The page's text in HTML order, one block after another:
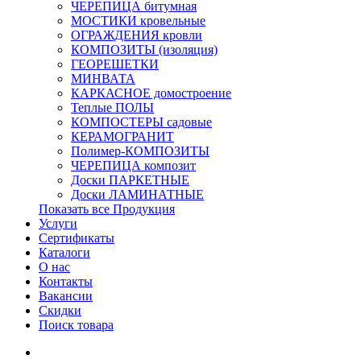
ЧЕРЕПИЦА битумная
МОСТИКИ кровельные
ОГРАЖДЕНИЯ кровли
КОМПОЗИТЫ (изоляция)
ГЕОРЕШЕТКИ
МИНВАТА
КАРКАСНОЕ домостроение
Теплые ПОЛЫ
КОМПОСТЕРЫ садовые
КЕРАМОГРАНИТ
Полимер-КОМПОЗИТЫ
ЧЕРЕПИЦА композит
Доски ПАРКЕТНЫЕ
Доски ЛАМИНАТНЫЕ
Показать все Продукция
Услуги
Сертификаты
Каталоги
О нас
Контакты
Вакансии
Скидки
Поиск товара